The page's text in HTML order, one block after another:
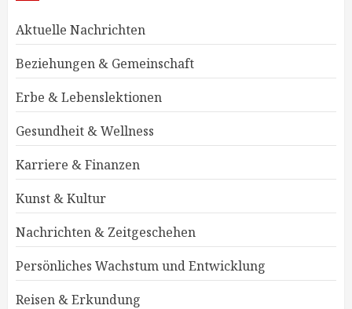
Aktuelle Nachrichten
Beziehungen & Gemeinschaft
Erbe & Lebenslektionen
Gesundheit & Wellness
Karriere & Finanzen
Kunst & Kultur
Nachrichten & Zeitgeschehen
Persönliches Wachstum und Entwicklung
Reisen & Erkundung